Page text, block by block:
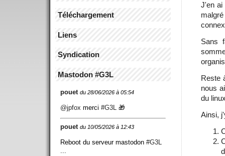
J'en ai
Sans
Reste
nous
du
Ainsi,
Téléchargement
Liens
Syndication
Mastodon #G3L
pouet du 28/06/2026 à 05:54
@jpfox merci #G3L 🎁
pouet du 10/05/2026 à 12:43
Reboot du serveur mastodon #G3L